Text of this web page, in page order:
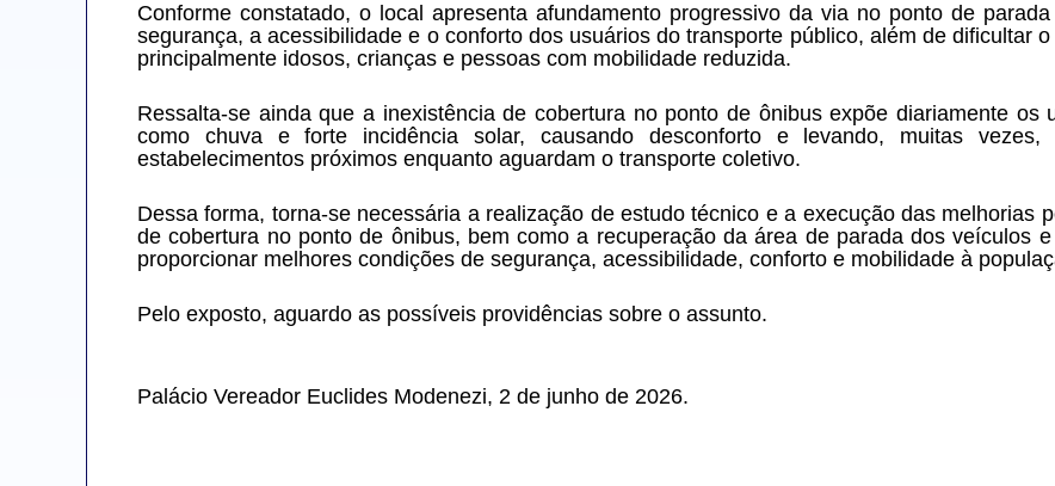
Conforme constatado, o local apresenta afundamento progressivo da via no ponto de
segurança, a acessibilidade e o conforto dos usuários do transporte público, além de dificultar
principalmente idosos, crianças e pessoas com mobilidade reduzida.
Ressalta-se ainda que a inexistência de cobertura no ponto de ônibus expõe diariamente os
como chuva e forte incidência solar, causando desconforto e levando, muitas
estabelecimentos próximos enquanto aguardam o transporte coletivo.
Dessa forma, torna-se necessária a realização de estudo técnico e a execução das melhorias
de cobertura no ponto de ônibus, bem como a recuperação da área de parada dos veículos
proporcionar melhores condições de segurança, acessibilidade, conforto e mobilidade à
Pelo exposto, aguardo as possíveis providências sobre o assunto.
Palácio Vereador Euclides Modenezi, 2 de junho de 2026.